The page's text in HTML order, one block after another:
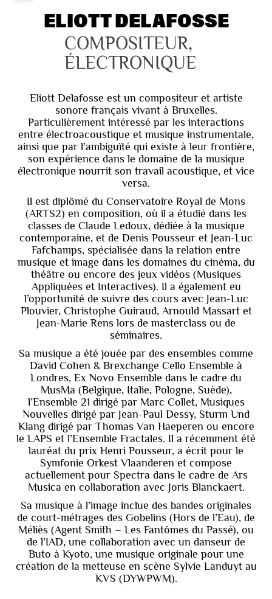
ELIOTT DELAFOSSE
COMPOSITEUR,
ÉLECTRONIQUE
Eliott Delafosse est un compositeur et artiste
sonore français vivant à Bruxelles.
Particulièrement intéressé par les interactions
entre électroacoustique et musique instrumentale,
ainsi que par l’ambiguïté qui existe à leur frontière,
son expérience dans le domaine de la musique
électronique nourrit son travail acoustique, et vice
versa.
Il est diplômé du Conservatoire Royal de Mons
(ARTS2) en composition, où il a étudié dans les
classes de Claude Ledoux, dédiée à la musique
contemporaine, et de Denis Pousseur et Jean-Luc
Fafchamps, spécialisée dans la relation entre
musique et image dans les domaines du cinéma, du
théâtre ou encore des jeux vidéos (Musiques
Appliquées et Interactives). Il a également eu
l’opportunité de suivre des cours avec Jean-Luc
Plouvier, Christophe Guiraud, Arnould Massart et
Jean-Marie Rens lors de masterclass ou de
séminaires.
Sa musique a été jouée par des ensembles comme
David Cohen & Brexchange Cello Ensemble à
Londres, Ex Novo Ensemble dans le cadre du
MusMa (Belgique, Italie, Pologne, Suède),
l’Ensemble 21 dirigé par Marc Collet, Musiques
Nouvelles dirigé par Jean-Paul Dessy, Sturm Und
Klang dirigé par Thomas Van Haeperen ou encore
le LAPS et l’Ensemble Fractales. Il a récemment été
lauréat du prix Henri Pousseur, a écrit pour le
Symfonie Orkest Vlaanderen et compose
actuellement pour Spectra dans le cadre de Ars
Musica en collaboration avec Joris Blanckaert.
Sa musique à l’image inclue des bandes originales
de court-métrages des Gobelins (Hors de l’Eau), de
Méliès (Agent Smith – Les Fantômes du Passé), ou
de l’IAD, une collaboration avec un danseur de
Buto à Kyoto, une musique originale pour une
création de la metteuse en scène Sylvie Landuyt au
KVS (DYWPWM).